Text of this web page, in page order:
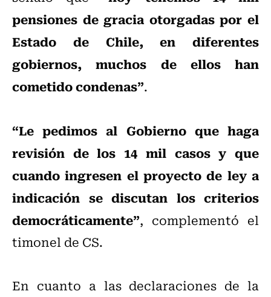
pensiones de gracia otorgadas por el
Estado de Chile, en diferentes
gobiernos, muchos de ellos han
cometido condenas”.
“Le pedimos al Gobierno que haga
revisión de los 14 mil casos y que
cuando ingresen el proyecto de ley a
indicación se discutan los criterios
democráticamente”, complementó el
timonel de CS.
En cuanto a las declaraciones de la